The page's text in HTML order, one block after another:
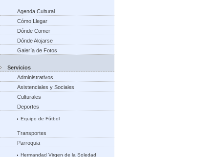
Agenda Cultural
Cómo Llegar
Dónde Comer
Dónde Alojarse
Galería de Fotos
Servicios
Administrativos
Asistenciales y Sociales
Culturales
Deportes
Equipo de Fútbol
Transportes
Parroquia
Hermandad Virgen de la Soledad